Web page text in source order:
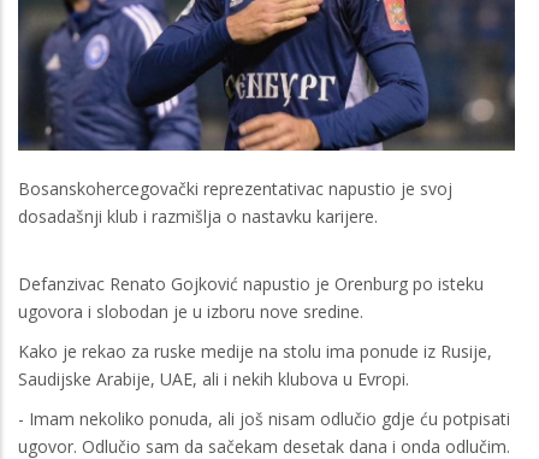
Bosanskohercegovački reprezentativac napustio je svoj
dosadašnji klub i razmišlja o nastavku karijere.
Defanzivac Renato Gojković napustio je Orenburg po isteku
ugovora i slobodan je u izboru nove sredine.
Kako je rekao za ruske medije na stolu ima ponude iz Rusije,
Saudijske Arabije, UAE, ali i nekih klubova u Evropi.
- Imam nekoliko ponuda, ali još nisam odlučio gdje ću potpisati
ugovor. Odlučio sam da sačekam desetak dana i onda odlučim.